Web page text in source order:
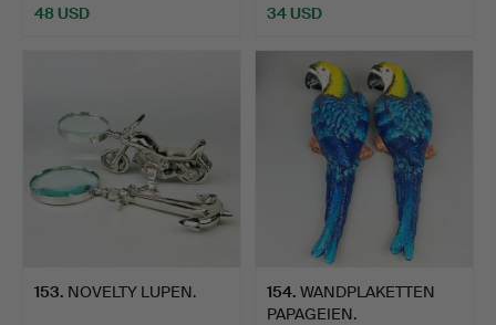
48 USD 34 USD
153. NOVELTY LUPEN. 154. WANDPLAKETTEN
PAPAGEIEN.